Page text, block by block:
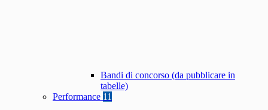
Bandi di concorso (da pubblicare in
tabelle)
Performance 11